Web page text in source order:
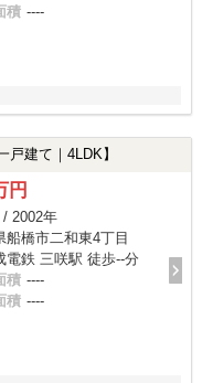
積 ----
戸建て｜4LDK】
円
/ 2002年
船橋市二和東4丁目
電鉄 三咲駅 徒歩--分
積 ----
積 ----